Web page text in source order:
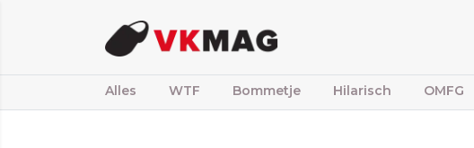
Alles WTF Bommetje Hilarisch OMFG